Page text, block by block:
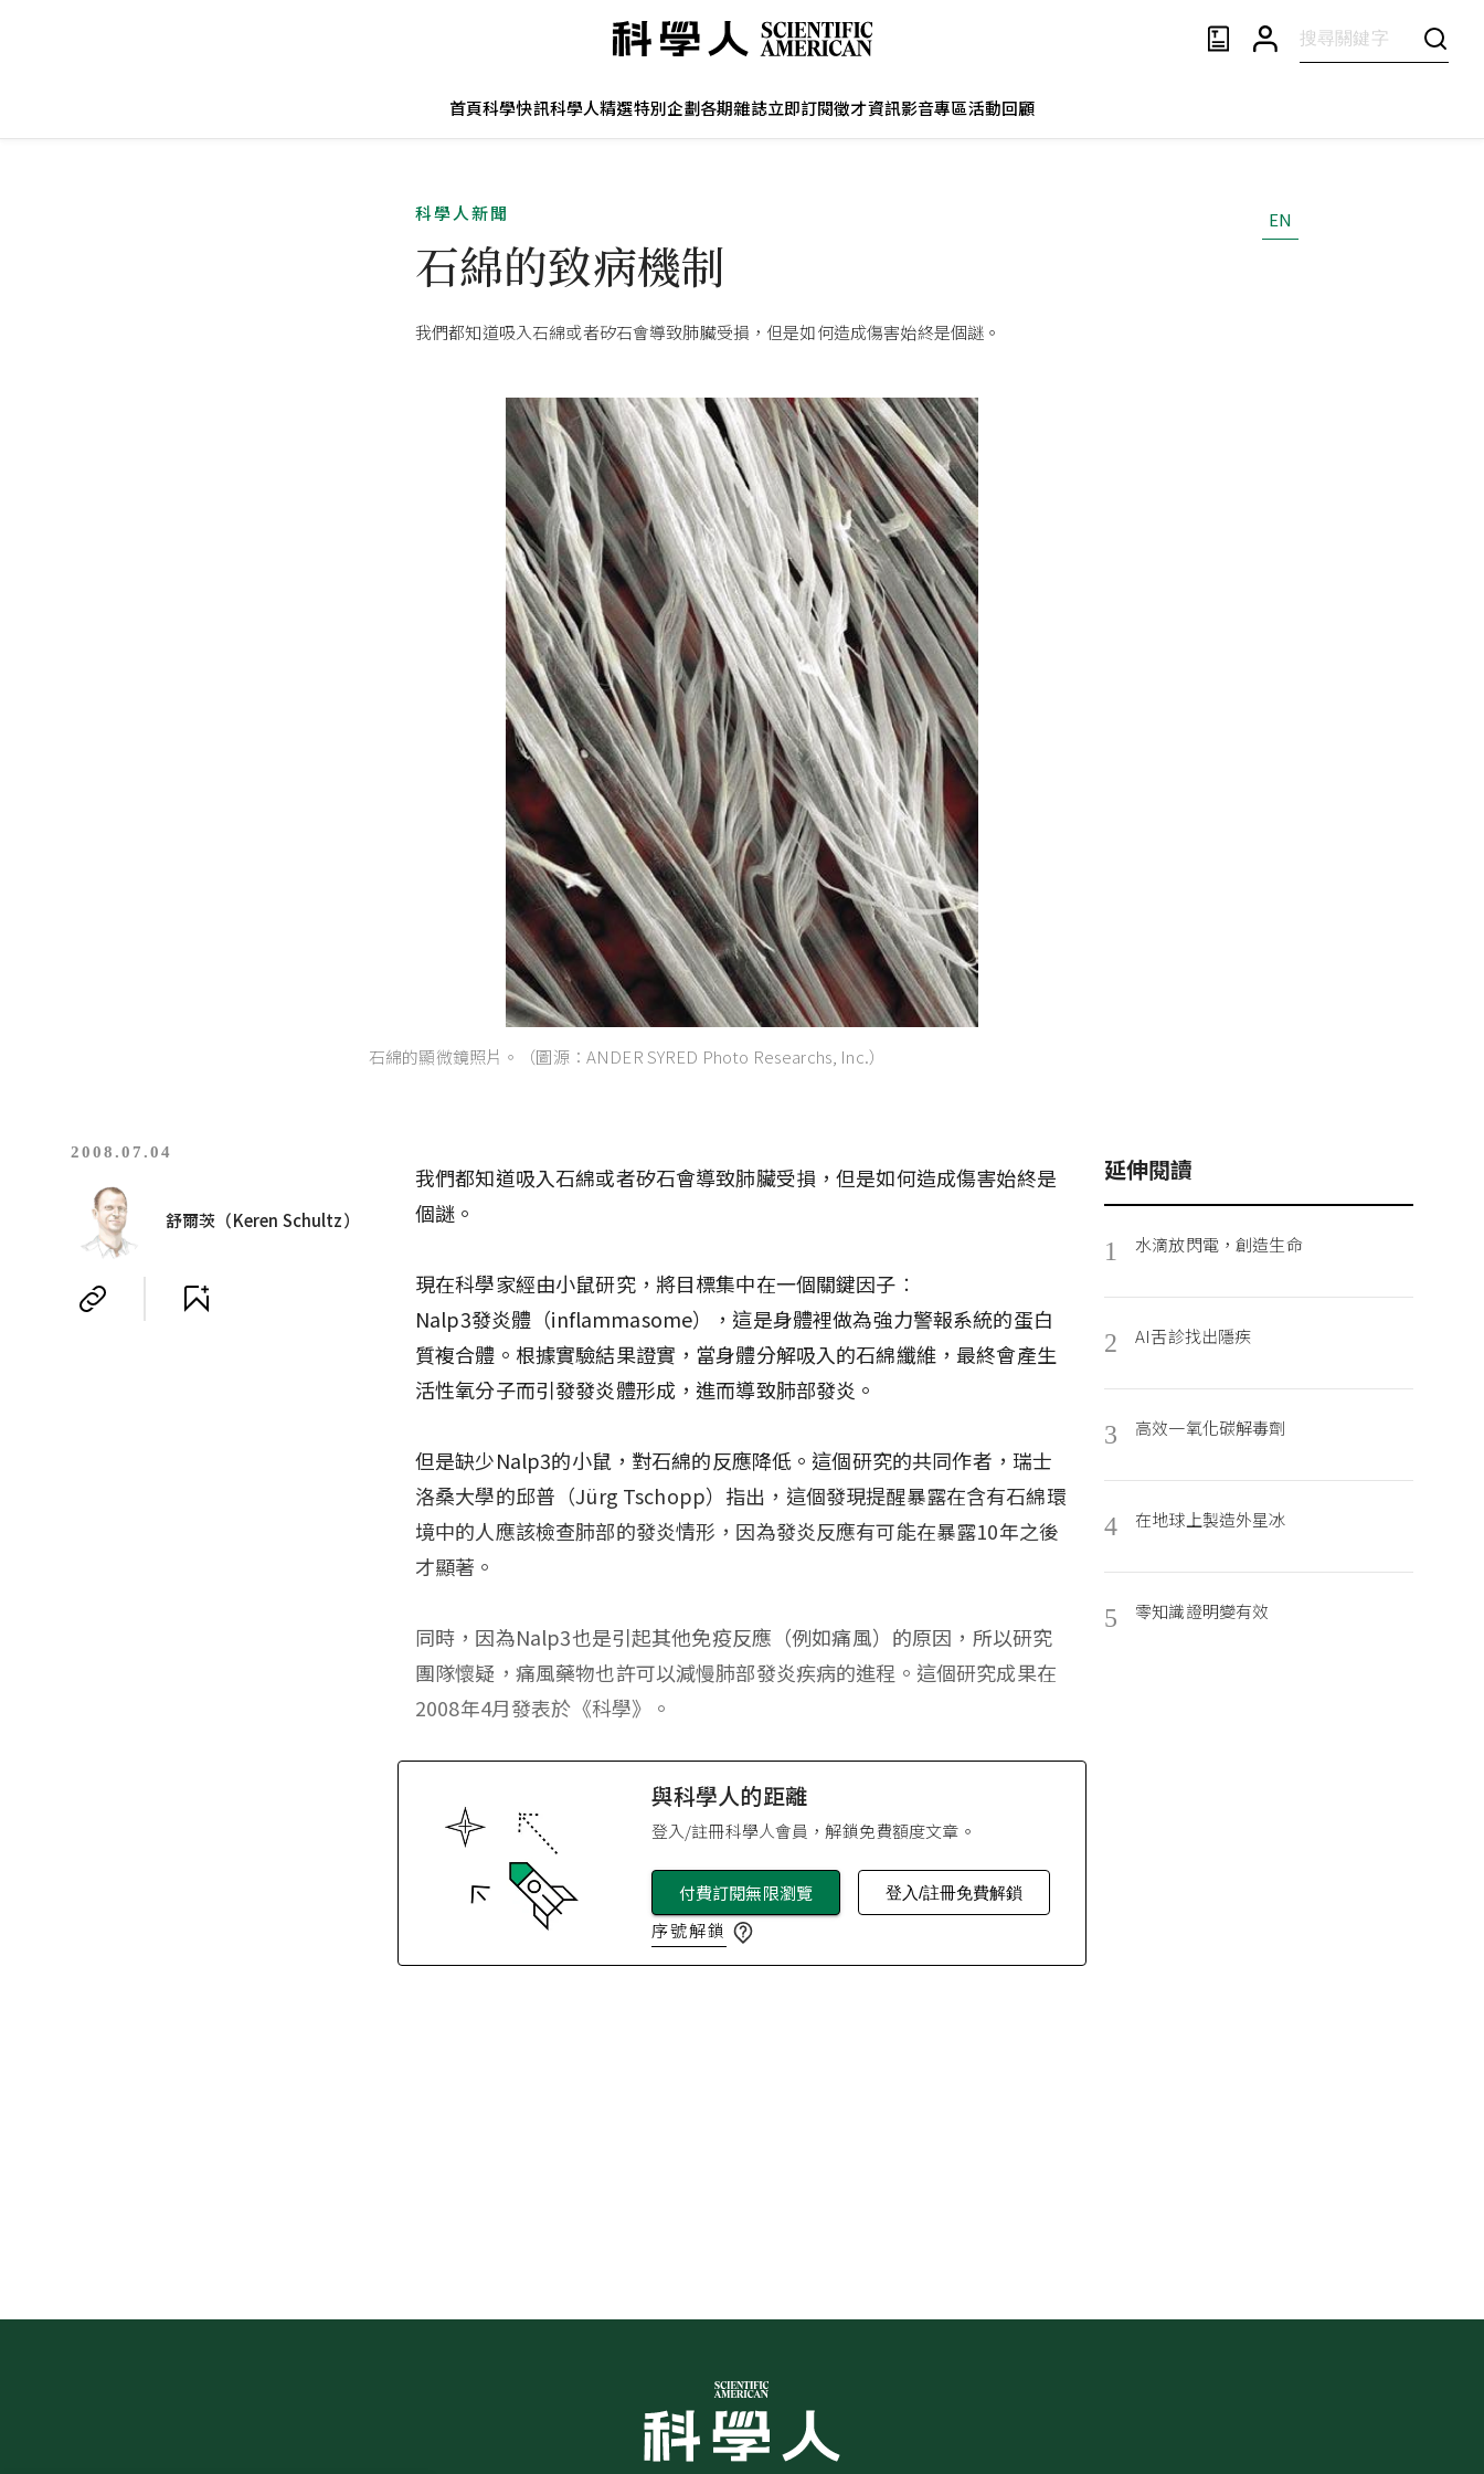
首頁科學快訊科學人精選特別企劃各期雜誌立即訂閱徵才資訊影音專區活動回顧
科學人新聞
石綿的致病機制
我們都知道吸入石綿或者矽石會導致肺臟受損，但是如何造成傷害始終是個謎。
EN
石綿的顯微鏡照片。（圖源：ANDER SYRED Photo Researchs, Inc.）
2008.07.04
舒爾茨（Keren Schultz）
我們都知道吸入石綿或者矽石會導致肺臟受損，但是如何造成傷害始終是
個謎。
現在科學家經由小鼠研究，將目標集中在一個關鍵因子︰
Nalp3發炎體（inflammasome），這是身體裡做為強力警報系統的蛋白
質複合體。根據實驗結果證實，當身體分解吸入的石綿纖維，最終會產生
活性氧分子而引發發炎體形成，進而導致肺部發炎。
但是缺少Nalp3的小鼠，對石綿的反應降低。這個研究的共同作者，瑞士
洛桑大學的邱普（Jürg Tschopp）指出，這個發現提醒暴露在含有石綿環
境中的人應該檢查肺部的發炎情形，因為發炎反應有可能在暴露10年之後
才顯著。
同時，因為Nalp3也是引起其他免疫反應（例如痛風）的原因，所以研究
團隊懷疑，痛風藥物也許可以減慢肺部發炎疾病的進程。這個研究成果在
2008年4月發表於《科學》。
延伸閱讀
1 水滴放閃電，創造生命
2 AI舌診找出隱疾
3 高效一氧化碳解毒劑
4 在地球上製造外星冰
5 零知識證明變有效
與科學人的距離
登入/註冊科學人會員，解鎖免費額度文章。
付費訂閱無限瀏覽 登入/註冊免費解鎖
序號解鎖